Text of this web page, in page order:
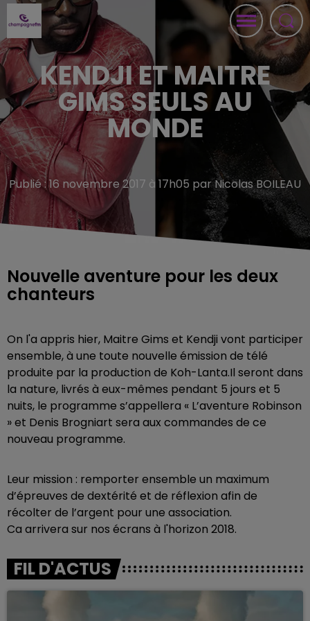
KENDJI ET MAITRE
GIMS SEULS AU
MONDE
Publié : 16 novembre 2017 à 17h05 par Nicolas BOILEAU
Nouvelle aventure pour les deux
chanteurs
On l'a appris hier, Maitre Gims et Kendji vont participer
ensemble, à une toute nouvelle émission de télé
produite par la production de Koh-Lanta.Il seront dans
la nature, livrés à eux-mêmes pendant 5 jours et 5
nuits, le programme s’appellera « L’aventure Robinson
» et Denis Brogniart sera aux commandes de ce
nouveau programme.
Leur mission : remporter ensemble un maximum
d’épreuves de dextérité et de réflexion afin de
récolter de l’argent pour une association.
Ca arrivera sur nos écrans à l'horizon 2018.
FIL D'ACTUS